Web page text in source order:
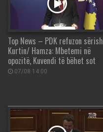
Top News – PDK refuzon sërish
Kurtin/ Hamza: Mbetemi në
opozitë, Kuvendi të bëhet sot
07/08 14:00